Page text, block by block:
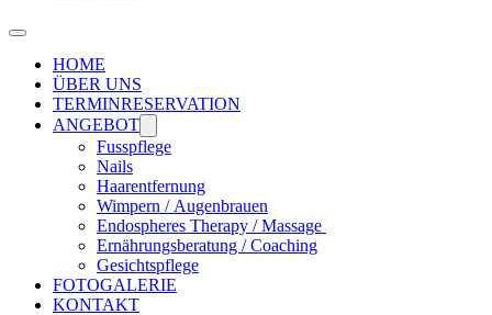
HOME
ÜBER UNS
TERMINRESERVATION
ANGEBOT
Fusspflege
Nails
Haarentfernung
Wimpern / Augenbrauen
Endospheres Therapy / Massage
Ernährungsberatung / Coaching
Gesichtspflege
FOTOGALERIE
KONTAKT